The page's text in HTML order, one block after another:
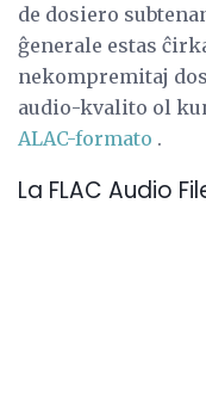
de dosiero
ĝenerale estas
nekompremitaj
audio-kvalito ol
ALAC-formato .
La FLAC Audio